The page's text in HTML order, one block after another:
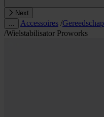
Next
Accessoires /Gereedschap
/Wielstabilisator Proworks